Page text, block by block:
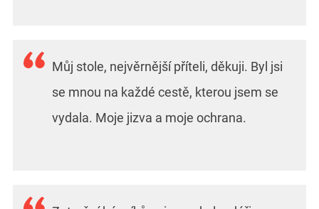
Můj stole, nejvěrnější příteli, děkuji. Byl jsi
se mnou na každé cestě, kterou jsem se
vydala. Moje jizva a moje ochrana.